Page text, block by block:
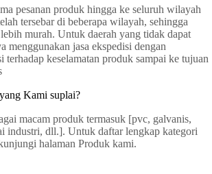
pesanan produk hingga ke seluruh wilayah
tersebar di beberapa wilayah, sehingga
murah. Untuk daerah yang tidak dapat
menggunakan jasa ekspedisi dengan
terhadap keselamatan produk sampai ke tujuan
Kami suplai?
macam produk termasuk [pvc, galvanis,
industri, dll.]. Untuk daftar lengkap kategori
halaman Produk kami.